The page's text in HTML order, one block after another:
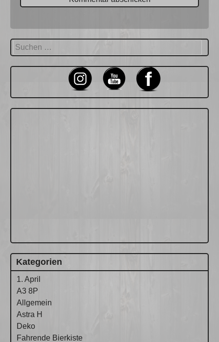
Suchen
nach:
Kategorien
1. April
A3 8P
Allgemein
Astra H
Deko
Fahrende Bierkiste